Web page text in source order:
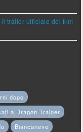
trailer ufficiale del film
dopo
a Dragon Trainer
Biancaneve